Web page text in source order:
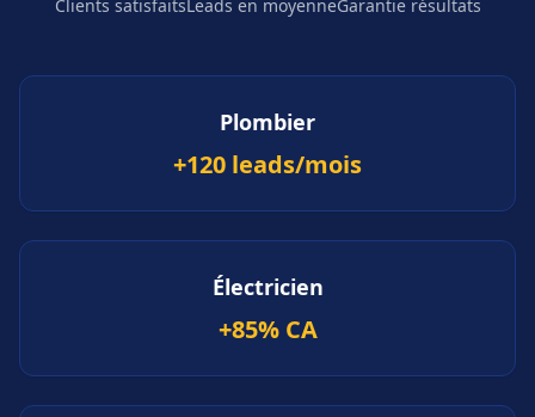
Clients satisfaitsLeads en moyenneGarantie résultats
Plombier
+120 leads/mois
Électricien
+85% CA